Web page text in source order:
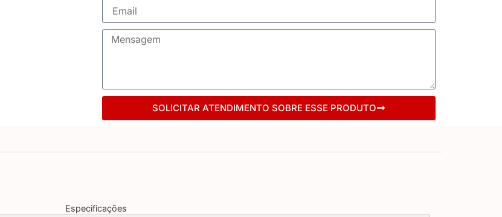
SOLICITAR ATENDIMENTO SOBRE ESSE PRODUTO
Especificações